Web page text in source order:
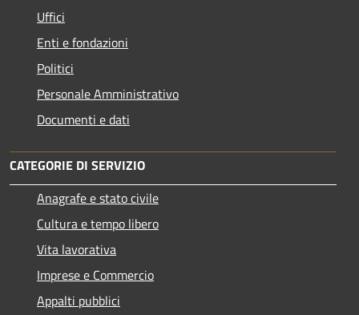
Uffici
Enti e fondazioni
Politici
Personale Amministrativo
Documenti e dati
CATEGORIE DI SERVIZIO
Anagrafe e stato civile
Cultura e tempo libero
Vita lavorativa
Imprese e Commercio
Appalti pubblici